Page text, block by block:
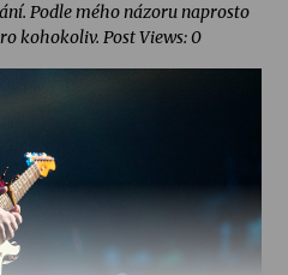
Podle mého názoru naprosto
kohokoliv. Post Views: 0